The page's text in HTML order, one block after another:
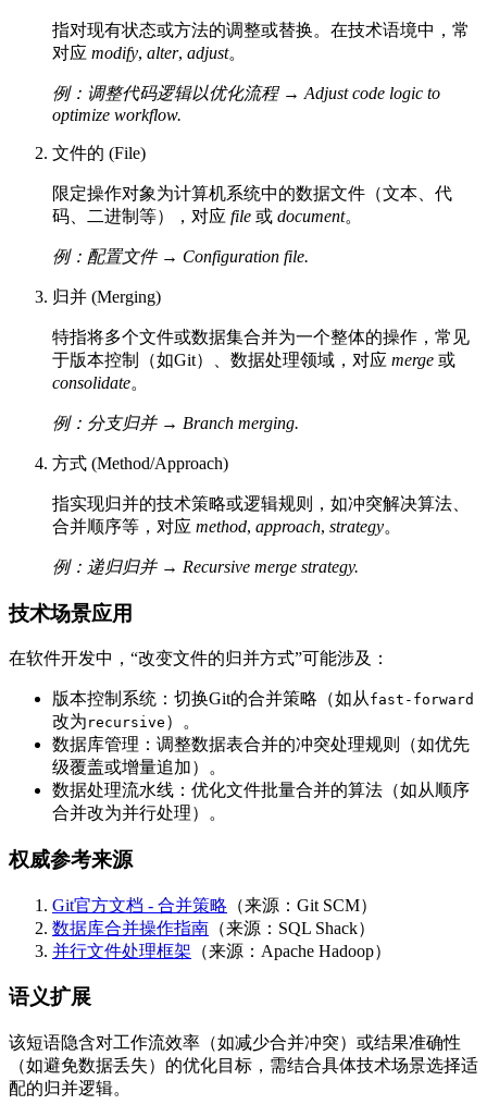
指对现有状态或方法的调整或替换。在技术语境中，常
对应 modify, alter, adjust。
例：调整代码逻辑以优化流程 → Adjust code logic to
optimize workflow.
文件的 (File)
限定操作对象为计算机系统中的数据文件（文本、代
码、二进制等），对应 file 或 document。
例：配置文件 → Configuration file.
归并 (Merging)
特指将多个文件或数据集合并为一个整体的操作，常见
于版本控制（如Git）、数据处理领域，对应 merge 或
consolidate。
例：分支归并 → Branch merging.
方式 (Method/Approach)
指实现归并的技术策略或逻辑规则，如冲突解决算法、
合并顺序等，对应 method, approach, strategy。
例：递归归并 → Recursive merge strategy.
技术场景应用
在软件开发中，“改变文件的归并方式”可能涉及：
版本控制系统：切换Git的合并策略（如从 fast-forward
改为 recursive ）。
数据库管理：调整数据表合并的冲突处理规则（如优先
级覆盖或增量追加）。
数据处理流水线：优化文件批量合并的算法（如从顺序
合并改为并行处理）。
权威参考来源
Git官方文档 - 合并策略 （来源：Git SCM）
数据库合并操作指南 （来源：SQL Shack）
并行文件处理框架 （来源：Apache Hadoop）
语义扩展
该短语隐含对工作流效率（如减少合并冲突）或结果准确性
（如避免数据丢失）的优化目标，需结合具体技术场景选择适
配的归并逻辑。